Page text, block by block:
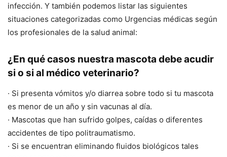
infección. Y también podemos listar las siguientes
situaciones categorizadas como Urgencias médicas según
los profesionales de la salud animal:
¿En qué casos nuestra mascota debe acudir
si o si al médico veterinario?
· Si presenta vómitos y/o diarrea sobre todo si tu mascota
es menor de un año y sin vacunas al día.
· Mascotas que han sufrido golpes, caídas o diferentes
accidentes de tipo politraumatismo.
· Si se encuentran eliminando fluidos biológicos tales